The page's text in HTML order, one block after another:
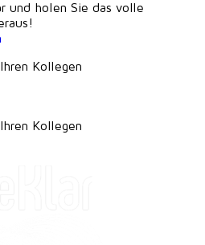
und holen Sie das volle
Kollegen
Kollegen